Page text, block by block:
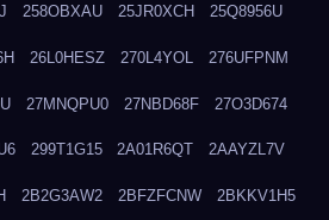
258OBXAU 25JR0XCH 25Q8956U
26L0HESZ 270L4YOL 276UFPNM
27MNQPU0 27NBD68F 27O3D674
299T1G15 2A01R6QT 2AAYZL7V
2B2G3AW2 2BFZFCNW 2BKKV1H5